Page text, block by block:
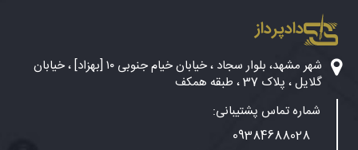
دادپرداز
شهر مشهد، بلوار سجاد ، خیابان خیام جنوبی ۱۰ [بهزاد] ، خیابان
گلایل ، پلاک 37 ، طبقه همکف
شماره تماس پشتیبانی:
09384688028